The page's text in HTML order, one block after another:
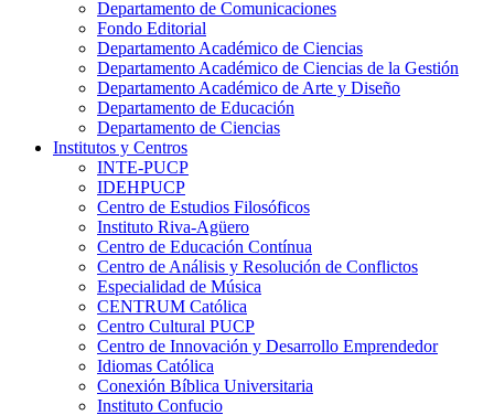
Departamento de Comunicaciones
Fondo Editorial
Departamento Académico de Ciencias
Departamento Académico de Ciencias de la Gestión
Departamento Académico de Arte y Diseño
Departamento de Educación
Departamento de Ciencias
Institutos y Centros
INTE-PUCP
IDEHPUCP
Centro de Estudios Filosóficos
Instituto Riva-Agüero
Centro de Educación Contínua
Centro de Análisis y Resolución de Conflictos
Especialidad de Música
CENTRUM Católica
Centro Cultural PUCP
Centro de Innovación y Desarrollo Emprendedor
Idiomas Católica
Conexión Bíblica Universitaria
Instituto Confucio